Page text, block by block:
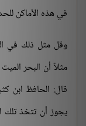
في هذه الأماكن
وقل مثل ذلك في
مثلاً أن البحر
قال: الحافظ ابن
يجوز أن تتخذ تلك